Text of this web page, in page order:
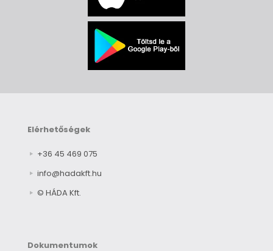
Elérhetőségek
+36 45 469 075
info@hadakft.hu
© HÁDA Kft.
Dokumentumok